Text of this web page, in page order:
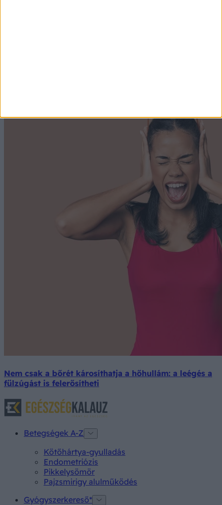
Nem csak a bőrét károsíthatja a hőhullám: a leégés a
fülzúgást is felerősítheti
Betegségek A-Z
Kötőhártya-gyulladás
Endometriózis
Pikkelysömör
Pajzsmirigy alulműködés
Gyógyszerkereső*